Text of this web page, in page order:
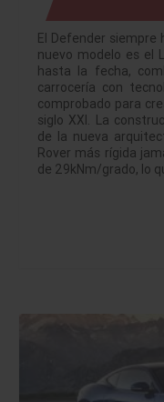
El Defender siempre
nuevo modelo es el
hasta la fecha,
carrocería con
comprobado para
siglo XXI. La
de la nueva
Rover más rígida
de 29kNm/grado, lo